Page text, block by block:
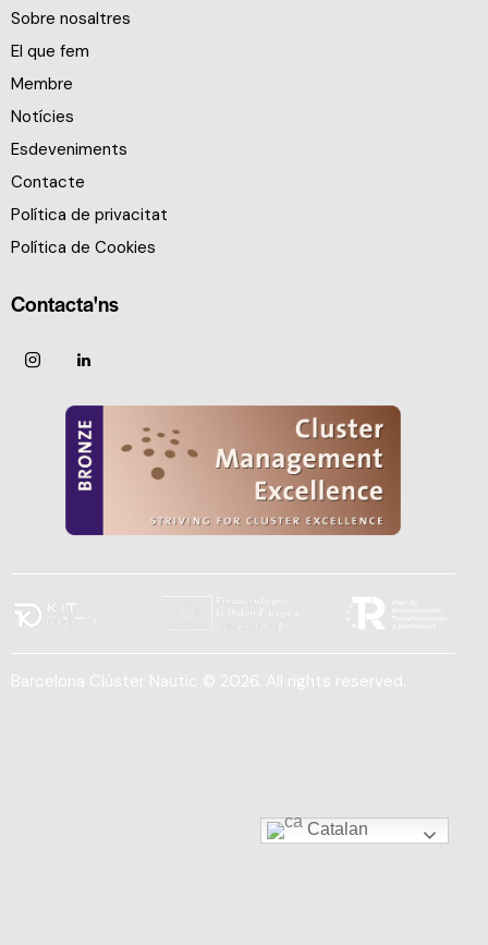
Sobre nosaltres
El que fem
Membre
Notícies
Esdeveniments
Contacte
Política de privacitat
Política de Cookies
Contacta'ns
Barcelona Clúster Nautic © 2026. All rights reserved.
Catalan